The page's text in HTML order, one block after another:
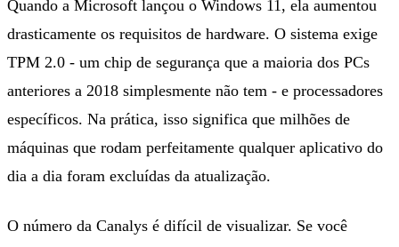
Quando a Microsoft lançou o Windows 11, ela aumentou
drasticamente os requisitos de hardware. O sistema exige
TPM 2.0 - um chip de segurança que a maioria dos PCs
anteriores a 2018 simplesmente não tem - e processadores
específicos. Na prática, isso significa que milhões de
máquinas que rodam perfeitamente qualquer aplicativo do
dia a dia foram excluídas da atualização.
O número da Canalys é difícil de visualizar. Se você